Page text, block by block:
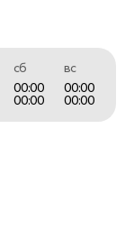
сб
00:00
00:00
вс
00:00
00:00